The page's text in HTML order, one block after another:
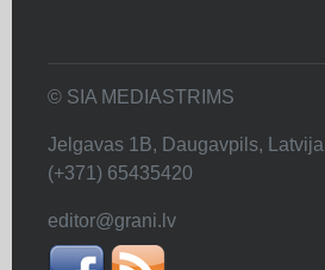
© SIA MEDIASTRIMS
Jelgavas 1B, Daugavpils,
(+371) 65435420
editor@grani.lv